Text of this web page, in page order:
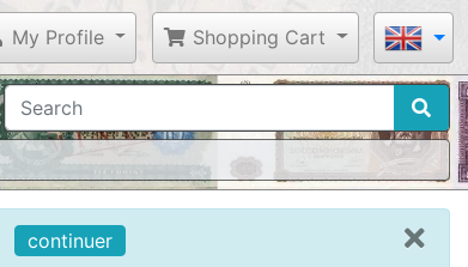
My Profile Shopping Cart
continuer